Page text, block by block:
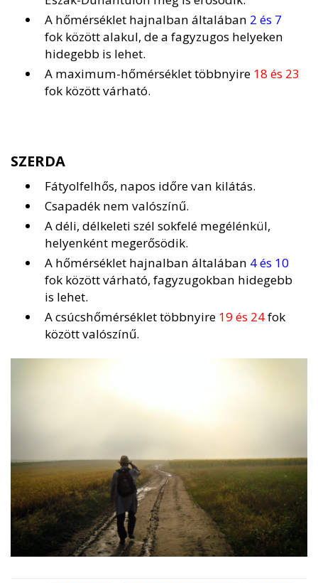
A hőmérséklet hajnalban általában 2 és 7
fok között alakul, de a fagyzugos helyeken
hidegebb is lehet.
A maximum-hőmérséklet többnyire 18 és 23
fok között várható.
SZERDA
Fátyolfelhős, napos időre van kilátás.
Csapadék nem valószínű.
A déli, délkeleti szél sokfelé megélénkül,
helyenként megerősödik.
A hőmérséklet hajnalban általában 4 és 10
fok között várható, fagyzugokban hidegebb
is lehet.
A csúcshőmérséklet többnyire 19 és 24fok
között valószínű.